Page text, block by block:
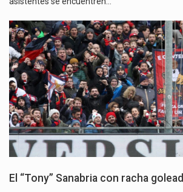
El “Tony” Sanabria con racha